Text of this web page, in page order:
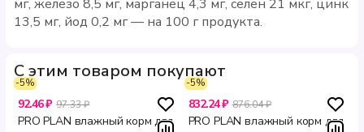
мг, железо 8,5 мг, марганец 4,3 мг, селен 21 мкг, цинк
13,5 мг, йод 0,2 мг — на 100 г продукта.
С этим товаром покупают
-5%
92.46 ₽ 97.33 ₽
PRO PLAN влажный корм для
-5%
832.24 ₽ 876.04 ₽
PRO PLAN влажный корм для